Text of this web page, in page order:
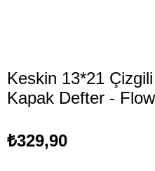
Keskin 13*21
Kapak Defter -
₺329,90